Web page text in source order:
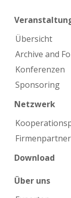
Übersicht
Archive and
Konferenzen
Sponsoring
Netzwerk
Download
Über uns